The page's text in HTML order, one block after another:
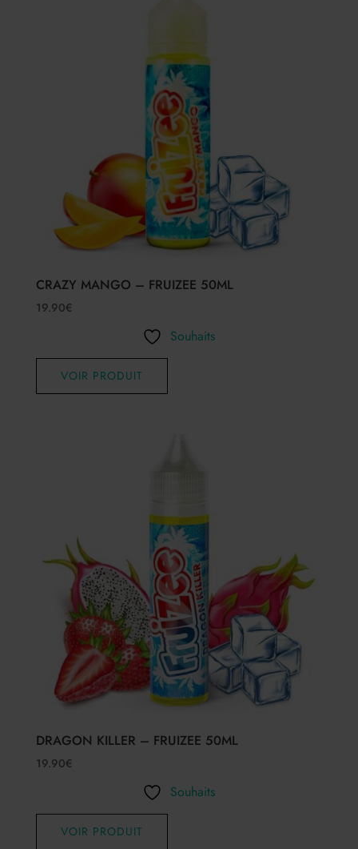
CRAZY MANGO – FRUIZEE 50ML
19.90€
Souhaits
VOIR PRODUIT
DRAGON KILLER – FRUIZEE 50ML
19.90€
Souhaits
VOIR PRODUIT